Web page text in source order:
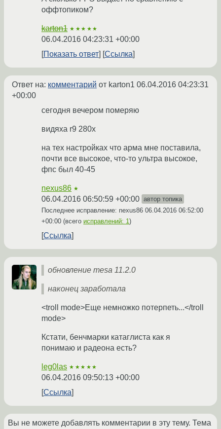
оффтопиком?
karton1 ★★★★★
06.04.2016 04:23:31 +00:00
Показать ответ
Ссылка
Ответ на: комментарий от karton1 06.04.2016 04:23:31
+00:00
сегодня вечером померяю
видяха r9 280x
на тех настройках что арма мне поставила,
почти все высокое, что-то ультра высокое,
фпс был 40-45
nexus86 ★
06.04.2016 06:50:59 +00:00 автор топика
Последнее исправление: nexus86 06.04.2016 06:52:00
+00:00 (всего исправлений: 1)
Ссылка
обновление mesa 11.2.0
наконец заработала
<troll mode>Еще немножко потерпеть...</troll
mode>
Кстати, бенчмарки катаглиста как я
понимаю и радеона есть?
leg0las ★★★★★
06.04.2016 09:50:13 +00:00
Ссылка
Вы не можете добавлять комментарии в эту тему. Тема